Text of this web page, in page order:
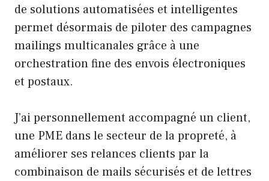
de solutions automatisées et intelligentes
permet désormais de piloter des campagnes
mailings multicanales grâce à une
orchestration fine des envois électroniques
et postaux.
J’ai personnellement accompagné un client,
une PME dans le secteur de la propreté, à
améliorer ses relances clients par la
combinaison de mails sécurisés et de lettres